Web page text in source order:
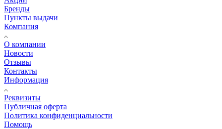
Бренды
Пункты выдачи
Компания
О компании
Новости
Отзывы
Контакты
Информация
Реквизиты
Публичная оферта
Политика конфиденциальности
Помощь